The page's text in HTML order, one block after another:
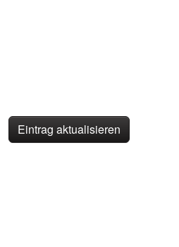
Eintrag aktualisieren